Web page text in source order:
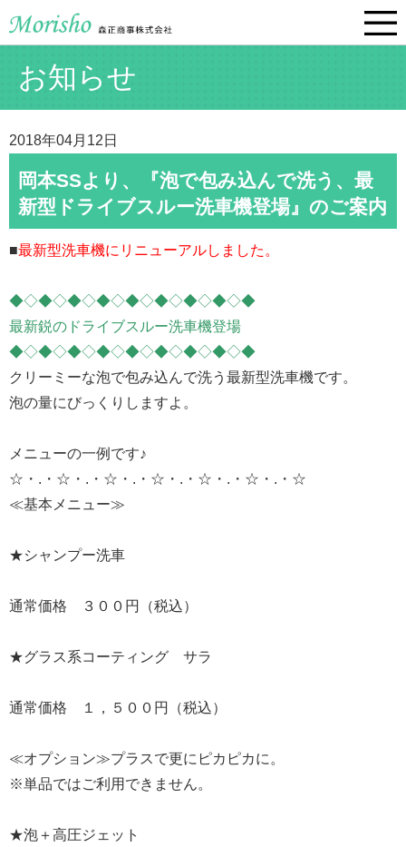
お知らせ
2018年04月12日
岡本SSより、『泡で包み込んで洗う、最
新型ドライブスルー洗車機登場』のご案内
■最新型洗車機にリニューアルしました。
◆◇◆◇◆◇◆◇◆◇◆◇◆◇◆◇◆
最新鋭のドライブスルー洗車機登場
◆◇◆◇◆◇◆◇◆◇◆◇◆◇◆◇◆
クリーミーな泡で包み込んで洗う最新型洗車機です。
泡の量にびっくりしますよ。
メニューの一例です♪
☆・.・☆・.・☆・.・☆・.・☆・.・☆・.・☆
≪基本メニュー≫
★シャンプー洗車
通常価格 ３００円（税込）
★グラス系コーティング サラ
通常価格 １，５００円（税込）
≪オプション≫プラスで更にピカピカに。
※単品ではご利用できません。
★泡＋高圧ジェット